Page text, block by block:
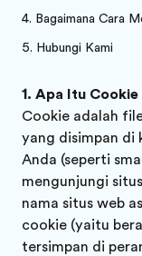
Cerita kami
Karir
Bagaimana Cara
Hubungi Kami
Apa Itu Cookie
Cookie adalah
yang disimpan di
Anda (seperti
mengunjungi
nama situs web
cookie (yaitu
tersimpan di